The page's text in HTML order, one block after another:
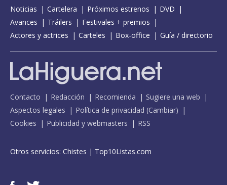
Noticias Cartelera Próximos estrenos
DVD
Avances
Tráilers
Festivales + premios
Actores y actrices
Carteles Box-office Guía / directorio
Contacto Redacción Recomienda
Sugiere una web
Aspectos legales
Política de privacidad (Cambiar)
Cookies
Publicidad y webmasters RSS
Otros servicios: Chistes | Top10Listas.com